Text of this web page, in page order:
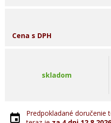
Cena s DPH
skladom
Predpokladané